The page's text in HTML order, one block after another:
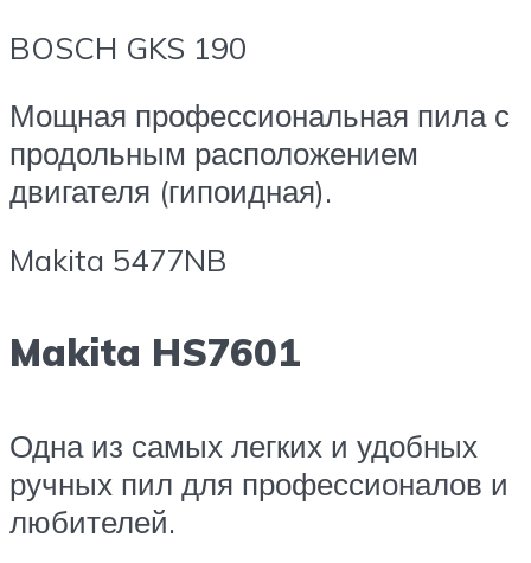
BOSCH GKS 190
Мощная профессиональная пила с
продольным расположением
двигателя (гипоидная).
Makita 5477NB
Makita HS7601
Одна из самых легких и удобных
ручных пил для профессионалов и
любителей.